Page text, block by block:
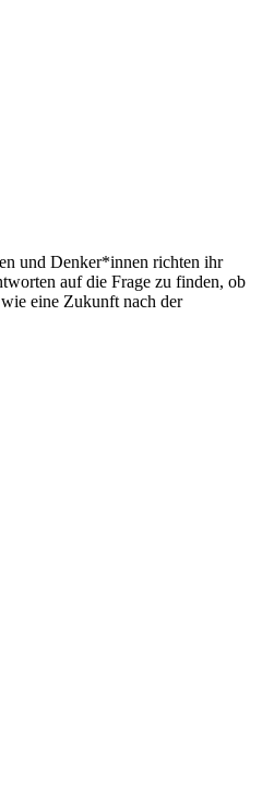
und Denker*innen richten ihr
auf die Frage zu finden, ob
eine Zukunft nach der